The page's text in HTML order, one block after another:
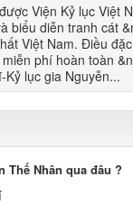
Viện Kỷ lục Việt
biểu diễn tranh cát
Việt Nam. Điều
phí hoàn toàn
lục gia Nguyễn...
Thế Nhân qua đâu ?